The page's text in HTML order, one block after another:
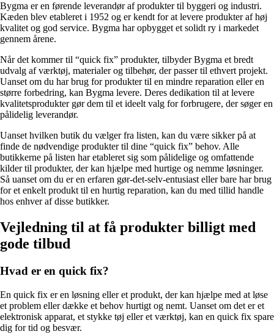
Bygma er en førende leverandør af produkter til byggeri og industri.
Kæden blev etableret i 1952 og er kendt for at levere produkter af høj
kvalitet og god service. Bygma har opbygget et solidt ry i markedet
gennem årene.
Når det kommer til “quick fix” produkter, tilbyder Bygma et bredt
udvalg af værktøj, materialer og tilbehør, der passer til ethvert projekt.
Uanset om du har brug for produkter til en mindre reparation eller en
større forbedring, kan Bygma levere. Deres dedikation til at levere
kvalitetsprodukter gør dem til et ideelt valg for forbrugere, der søger en
pålidelig leverandør.
Uanset hvilken butik du vælger fra listen, kan du være sikker på at
finde de nødvendige produkter til dine “quick fix” behov. Alle
butikkerne på listen har etableret sig som pålidelige og omfattende
kilder til produkter, der kan hjælpe med hurtige og nemme løsninger.
Så uanset om du er en erfaren gør-det-selv-entusiast eller bare har brug
for et enkelt produkt til en hurtig reparation, kan du med tillid handle
hos enhver af disse butikker.
Vejledning til at få produkter billigt med
gode tilbud
Hvad er en quick fix?
En quick fix er en løsning eller et produkt, der kan hjælpe med at løse
et problem eller dække et behov hurtigt og nemt. Uanset om det er et
elektronisk apparat, et stykke tøj eller et værktøj, kan en quick fix spare
dig for tid og besvær.